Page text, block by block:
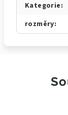
Kategorie:
rozměry: